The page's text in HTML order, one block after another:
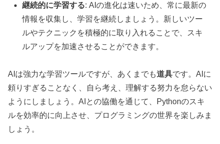
継続的に学習する: AIの進化は速いため、常に最新の
情報を収集し、学習を継続しましょう。新しいツー
ルやテクニックを積極的に取り入れることで、スキ
ルアップを加速させることができます。
AIは強力な学習ツールですが、あくまでも道具です。AIに
頼りすぎることなく、自ら考え、理解する努力を怠らない
ようにしましょう。AIとの協働を通じて、Pythonのスキ
ルを効率的に向上させ、プログラミングの世界を楽しみま
しょう。